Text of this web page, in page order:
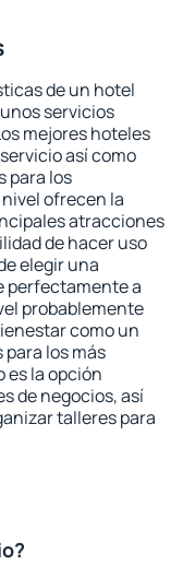
de un hotel
servicios
mejores hoteles
así como
para los
ofrecen la
atracciones
de hacer uso
elegir una
perfectamente a
probablemente
como un
los más
es la opción
de negocios, así
talleres para